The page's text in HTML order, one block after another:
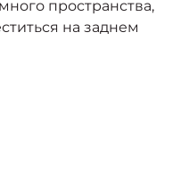
пространства,
на заднем